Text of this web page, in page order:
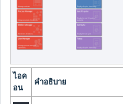
ไอค
อน
คำอธิบาย